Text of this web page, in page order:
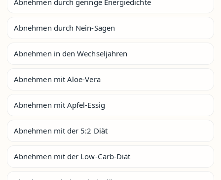
Abnehmen durch Nein-Sagen
Abnehmen in den Wechseljahren
Abnehmen mit Aloe-Vera
Abnehmen mit Apfel-Essig
Abnehmen mit der 5:2 Diät
Abnehmen mit der Low-Carb-Diät